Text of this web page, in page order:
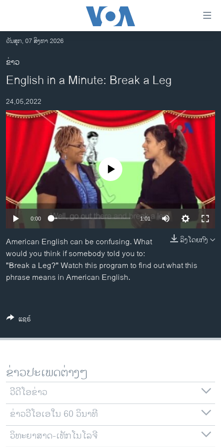
ເຂົ້າ
ຫາ
ຂ້າມ
ຂ້າມ
ໄປ
ຫາ
ອາເມຣິກາ
ການເລືອກຕັ້ງ ປະທານາທີບໍດີ ສະຫະລັດ 2024
ຂ່າວ​ຈີນ
ເອເຊຍ
ອິດສະຫຼະພາບດ້ານການຂ່າວ
ຊີວິດຊາວລາວ
ຊຸມຊົນຊາວລາວ
ວິທະຍາສາດ-ເທັກໂນໂລຈີ
ທຸລະກິດ
ພາສາອັງກິດ
ວີດີໂອ
ລາຍການກະຈາຍສຽງ
ລາຍງານ
ພາສາຕ່າງໆ
ວັນສຸກ, 07 ສິງຫາ 2026
ຂ່າວ
English in a Minute: Break a Leg
24,05,2022
No media source currently available
0:00 1:01
ລິງໂດຍກົງ
American English can be confusing. What
would you think if somebody told you to:
"Break a Leg?" Watch this program to find out what this
phrase means in American English.
ແຊຣ໌
ຂ່າວປະເພດຕ່າງໆ
ວີດີໂອຂ່າວ
ຂ່າວວີໂອເອໃນ 60 ວິນາທີ
ວິທະຍາສາດ-ເທັກໂນໂລຈີ